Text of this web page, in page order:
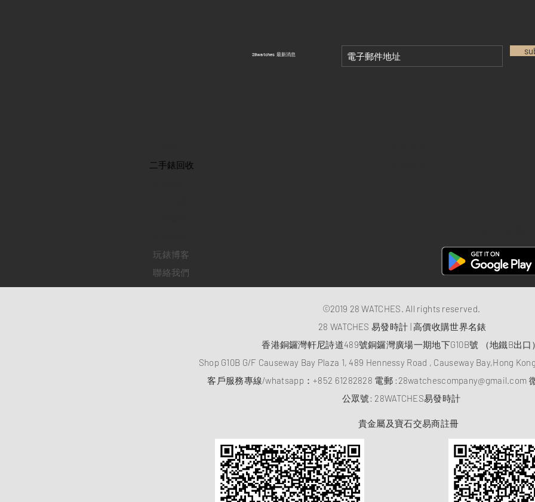
​28watches 最新消息
​二手錶回收
玩錶博客
聯絡我們
©2019 28 WATCHES. All rights reserved.
28 WATCHES 易發時計 | 高價收購世界名錶
香港銅鑼灣軒尼詩道489號銅鑼灣廣場一期地下G10B號 （地鐵B出口）
Shop G10B G/F Causeway Bay Plaza 1, 489 Hennessy Road , Causeway Bay,Hong Kong
客戶服務專線/whatsapp：+852 61282828 電郵 : 28watchescompany@gmail.com
​公眾號: 28WATCHES易發時計
貴金屬及寶石交易商註冊